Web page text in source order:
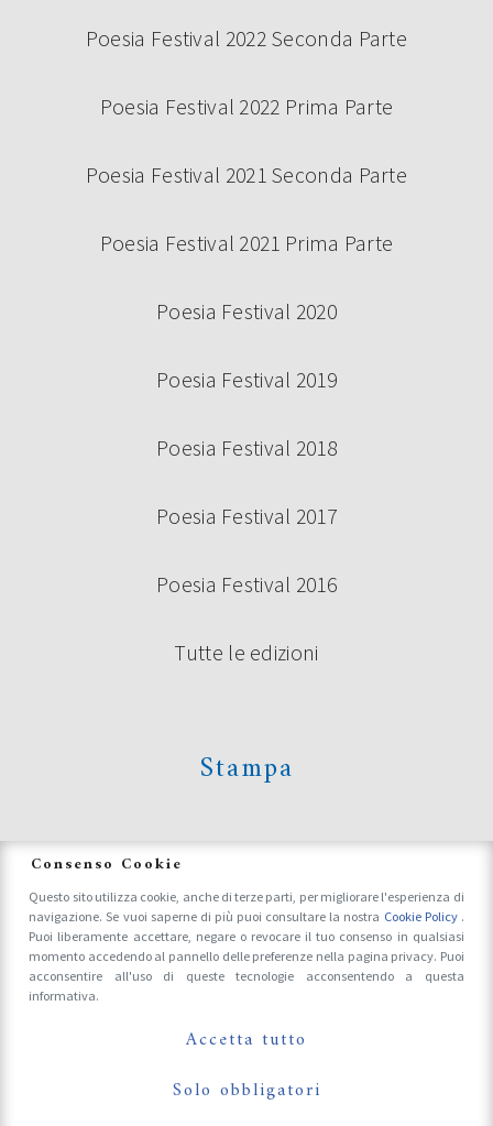
Poesia Festival 2022 Seconda Parte
Poesia Festival 2022 Prima Parte
Poesia Festival 2021 Seconda Parte
Poesia Festival 2021 Prima Parte
Poesia Festival 2020
Poesia Festival 2019
Poesia Festival 2018
Poesia Festival 2017
Poesia Festival 2016
Tutte le edizioni
Stampa
Accrediti Stampa e Fotografi
Follow Us On
Consenso Cookie
Questo sito utilizza cookie, anche di terze parti, per migliorare l'esperienza di
navigazione. Se vuoi saperne di più puoi consultare la nostra Cookie Policy .
Puoi liberamente accettare, negare o revocare il tuo consenso in qualsiasi
momento accedendo al pannello delle preferenze nella pagina privacy. Puoi
acconsentire all'uso di queste tecnologie acconsentendo a questa
informativa.
Accetta tutto
Solo obbligatori